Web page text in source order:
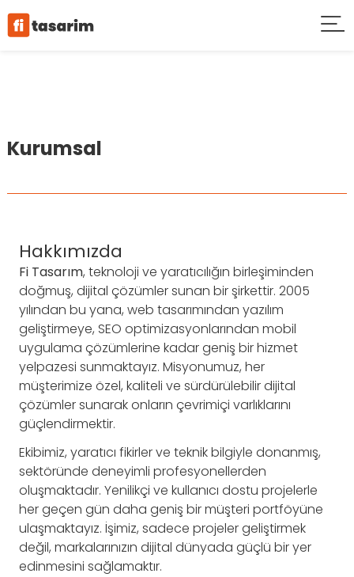
Kurumsal
Hakkımızda
Fi Tasarım, teknoloji ve yaratıcılığın birleşiminden
doğmuş, dijital çözümler sunan bir şirkettir. 2005
yılından bu yana, web tasarımından yazılım
geliştirmeye, SEO optimizasyonlarından mobil
uygulama çözümlerine kadar geniş bir hizmet
yelpazesi sunmaktayız. Misyonumuz, her
müşterimize özel, kaliteli ve sürdürülebilir dijital
çözümler sunarak onların çevrimiçi varlıklarını
güçlendirmektir.
Ekibimiz, yaratıcı fikirler ve teknik bilgiyle donanmış,
sektöründe deneyimli profesyonellerden
oluşmaktadır. Yenilikçi ve kullanıcı dostu projelerle
her geçen gün daha geniş bir müşteri portföyüne
ulaşmaktayız. İşimiz, sadece projeler geliştirmek
değil, markalarınızın dijital dünyada güçlü bir yer
edinmesini sağlamaktır.